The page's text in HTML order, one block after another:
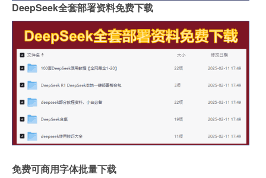
DeepSeek全套部署资料免费下载
免费可商用字体批量下载